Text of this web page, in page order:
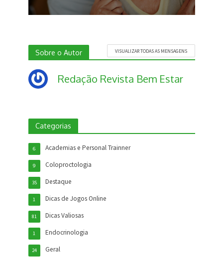
Sobre o Autor VISUALIZAR TODAS AS MENSAGENS
Redação Revista Bem Estar
Categorias
Academias e Personal Trainner
6
Coloproctologia
9
Destaque
35
Dicas de Jogos Online
1
Dicas Valiosas
81
Endocrinologia
1
Geral
24